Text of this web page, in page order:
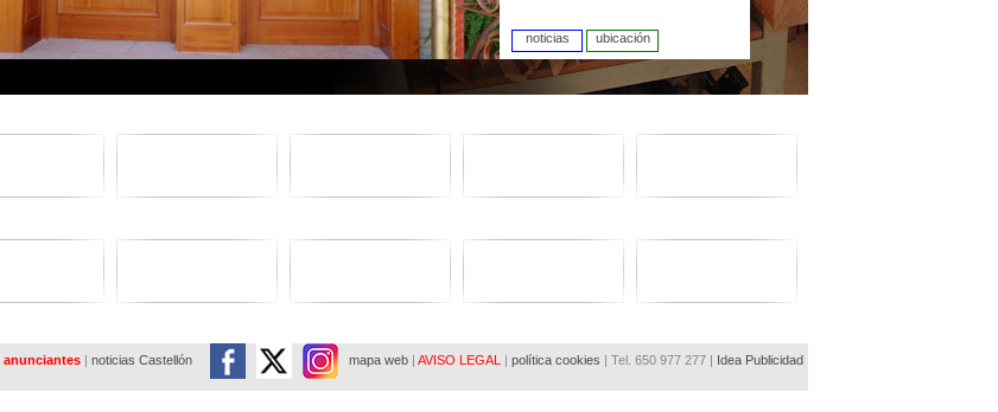
noticias ubicación
anunciantes| noticias Castellón mapa web| AVISO LEGAL | política cookies | Tel. 650 977 277 | Idea Publicidad